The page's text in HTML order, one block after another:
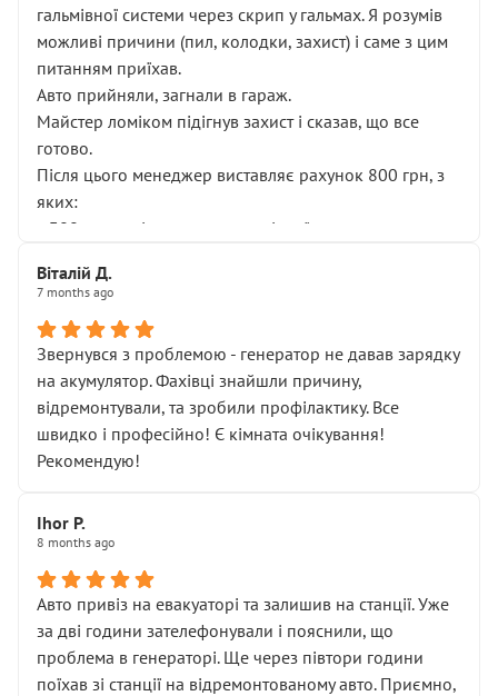
гальмівної системи через скрип у гальмах. Я розумів
можливі причини (пил, колодки, захист) і саме з цим
питанням приїхав.
Авто прийняли, загнали в гараж.
Майстер ломіком підігнув захист і сказав, що все
готово.
Після цього менеджер виставляє рахунок 800 грн, з
яких:
• 300 грн — діагностика гальмівної системи
НЕ погоджував
послуга. Тим більше, я був поруч і жодної реальної
діагностики ходової не проводилось. Після
зауваження гроші за цю “послугу” повернули, що
лише підтвердило мою правоту.
Але головне — я виїжджаю з боксу, і скрип у гальмах
залишився таким самим, як і був. Тобто оплачена
Далі ситуація тільки погіршилась:
• сказали, що тепер “потрібно знімати колеса”
• що біля авто стояти вже не можна
• почали озвучувати купу додаткових робіт без
чіткого пояснення
( ну все зняли та доробили) дякую!
Окремий момент, який виглядає абсурдно:
Віталій Д.
7 months ago
Звернувся з проблемою - генератор не давав зарядку
на акумулятор. Фахівці знайшли причину,
відремонтували, та зробили профілактику. Все
швидко і професійно! Є кімната очікування!
Рекомендую!
Ihor P.
8 months ago
Авто привіз на евакуаторі та залишив на станції. Уже
за дві години зателефонували і пояснили, що
проблема в генераторі. Ще через півтори години
поїхав зі станції на відремонтованому авто. Приємно,